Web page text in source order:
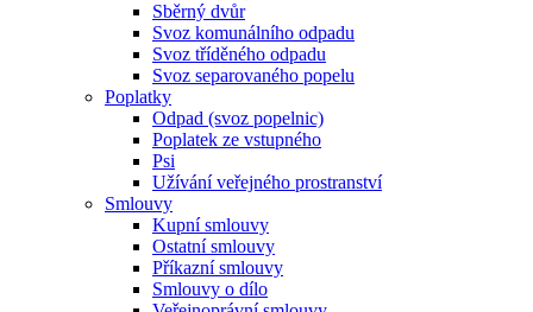
Sběrný dvůr
Svoz komunálního odpadu
Svoz tříděného odpadu
Svoz separovaného popelu
Poplatky
Odpad (svoz popelnic)
Poplatek ze vstupného
Psi
Užívání veřejného prostranství
Smlouvy
Kupní smlouvy
Ostatní smlouvy
Příkazní smlouvy
Smlouvy o dílo